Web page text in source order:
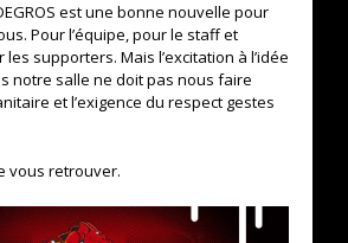
est une bonne nouvelle pour
Pour l’équipe, pour le staff et
supporters. Mais l’excitation à l’idée
notre salle ne doit pas nous faire
et l’exigence du respect gestes
vous retrouver.